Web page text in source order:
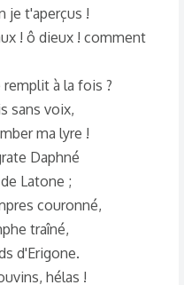
je t'aperçus !
! ô dieux ! comment
à la fois ?
sans voix,
ma lyre !
Daphné
Latone ;
couronné,
traîné,
d'Erigone.
hélas !